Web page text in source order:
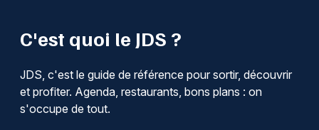
C'est quoi le JDS ?
JDS, c'est le guide de référence pour sortir, découvrir
et profiter. Agenda, restaurants, bons plans : on
s'occupe de tout.